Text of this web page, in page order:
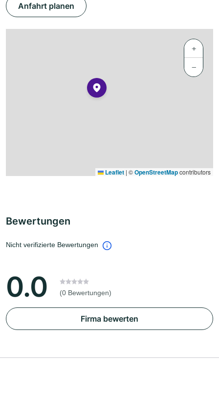
Anfahrt planen
+
−
Leaflet | ©OpenStreetMapcontributors
Bewertungen
Nicht verifizierte Bewertungen
0.0 (0 Bewertungen)
Firma bewerten